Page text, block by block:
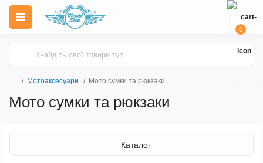
0
Мотоаксесуари Мото сумки та рюкзаки
Мото сумки та рюкзаки
Каталог